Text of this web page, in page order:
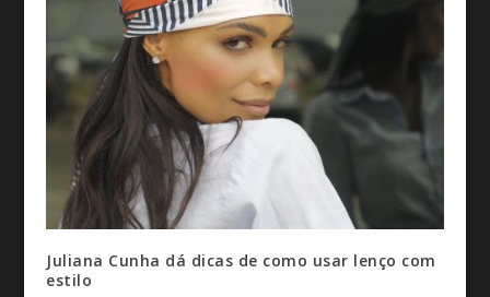
Juliana Cunha dá dicas de como usar lenço com
estilo